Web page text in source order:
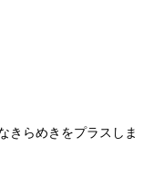
きらめきをプラスしま